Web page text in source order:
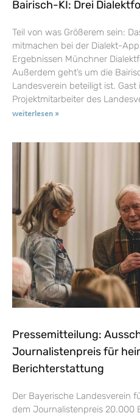
Bairisch-KI: Drei
Teil von was Größerem sein:
mitmachen bei der Dialekt-
Ergebnissen Münchner
Außerdem geht’s um die
Landesverein beteiligt ist.
Projektmitarbeiter des
weiterlesen »
Pressemitteilung:
Journalistenpreis für
Berichterstattung
Der Bayerische Landesverein
dem Journalistenpreis 20.000